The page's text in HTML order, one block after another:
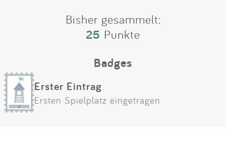
Bisher gesammelt:
25 Punkte
Badges
Erster Eintrag
Ersten Spielplatz eingetragen